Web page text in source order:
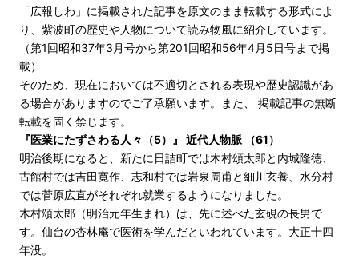
「広報しわ」に掲載された記事を原文のまま転載する形式によ
り、紫波町の歴史や人物について読み物風に紹介しています。
（第1回昭和37年3月号から第201回昭和56年4月5日号まで掲
載）
そのため、現在においては不適切とされる表現や歴史認識があ
る場合がありますのでご了承願います。また、 掲載記事の無断
転載を固く禁じます。
『医業にたずさわる人々（5）』 近代人物脈 （61）
明治後期になると、新たに日詰町では木村頌太郎と内城隆徳、
古館村では吉田寛作、志和村では岩泉周甫と細川玄養、水分村
では菅原広直がそれぞれ就業するようになりました。
木村頌太郎（明治元年生まれ）は、先に述べた玄硯の長男で
す。仙台の杏林庵で医術を学んだといわれています。大正十四
年没。